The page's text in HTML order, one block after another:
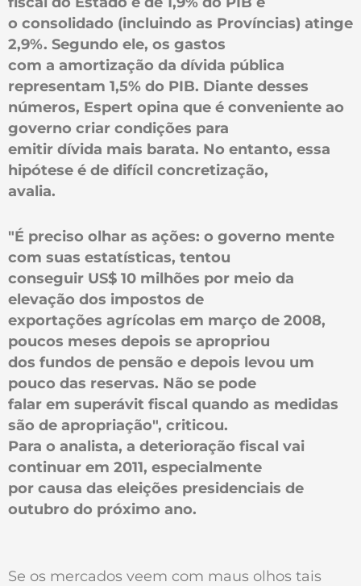
o consolidado (incluindo as Províncias) atinge
2,9%. Segundo ele, os gastos
com a amortização da dívida pública
representam 1,5% do PIB. Diante desses
números, Espert opina que é conveniente ao
governo criar condições para
emitir dívida mais barata. No entanto, essa
hipótese é de difícil concretização,
avalia.
"É preciso olhar as ações: o governo mente
com suas estatísticas, tentou
conseguir US$ 10 milhões por meio da
elevação dos impostos de
exportações agrícolas em março de 2008,
poucos meses depois se apropriou
dos fundos de pensão e depois levou um
pouco das reservas. Não se pode
falar em superávit fiscal quando as medidas
são de apropriação", criticou.
Para o analista, a deterioração fiscal vai
continuar em 2011, especialmente
por causa das eleições presidenciais de
outubro do próximo ano.
Se os mercados veem com maus olhos tais